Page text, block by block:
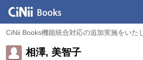
CiNii Books機能統合対応の追加実施をいた
相澤, 美智子